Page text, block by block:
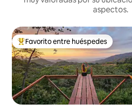
aspectos.
Favorito entre huéspedes preferido
Favorito entre huéspedes